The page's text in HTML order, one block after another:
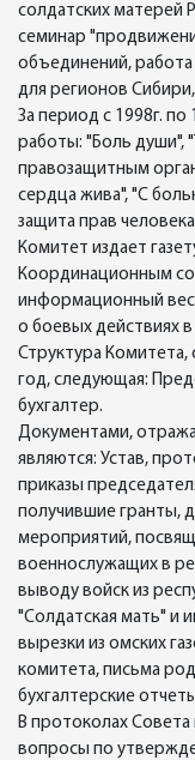
солдатских матерей
семинар
объединений,
для регионов
За период с 1998г. по
работы: "Боль души",
правозащитным
сердца жива", "С
защита прав
Комитет издает
Координационным
информационный
о боевых действиях
Структура Комитета,
год, следующая:
бухгалтер.
Документами,
являются: Устав,
приказы
получившие гранты,
мероприятий,
военнослужащих в
выводу войск из
"Солдатская мать" и
вырезки из омских
комитета, письма
бухгалтерские
В протоколах
вопросы по